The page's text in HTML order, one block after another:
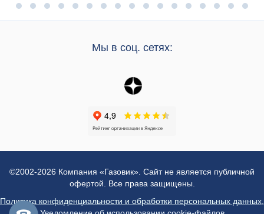
Мы в соц. сетях:
©2002-2026 Компания «Газовик». Сайт не является публичной
офертой. Все права защищены.
Политика конфиденциальности и обработки персональных данных